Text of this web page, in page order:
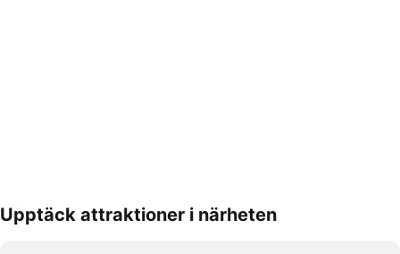
Förstora kartan
Upptäck attraktioner i närheten